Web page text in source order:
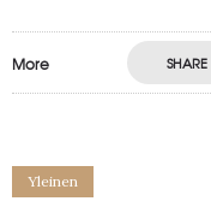
More SHARE
Yleinen